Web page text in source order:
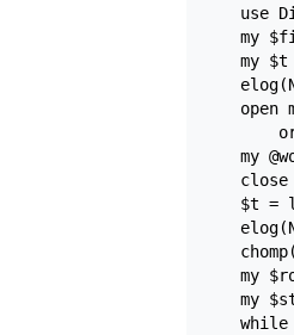
use
my
my $t
open
my
close
$t =
my
my
while